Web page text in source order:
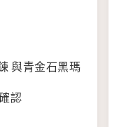
與青金石黑瑪
認